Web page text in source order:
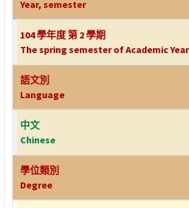
Year, semester
104 學年度 第 2 學期
The spring semester of Academic
語文別
Language
中文
Chinese
學位類別
Degree